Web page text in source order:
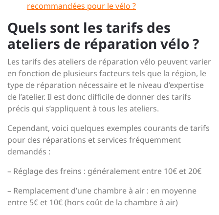
recommandées pour le vélo ?
Quels sont les tarifs des
ateliers de réparation vélo ?
Les tarifs des ateliers de réparation vélo peuvent varier
en fonction de plusieurs facteurs tels que la région, le
type de réparation nécessaire et le niveau d’expertise
de l’atelier. Il est donc difficile de donner des tarifs
précis qui s’appliquent à tous les ateliers.
Cependant, voici quelques exemples courants de tarifs
pour des réparations et services fréquemment
demandés :
– Réglage des freins : généralement entre 10€ et 20€
– Remplacement d’une chambre à air : en moyenne
entre 5€ et 10€ (hors coût de la chambre à air)